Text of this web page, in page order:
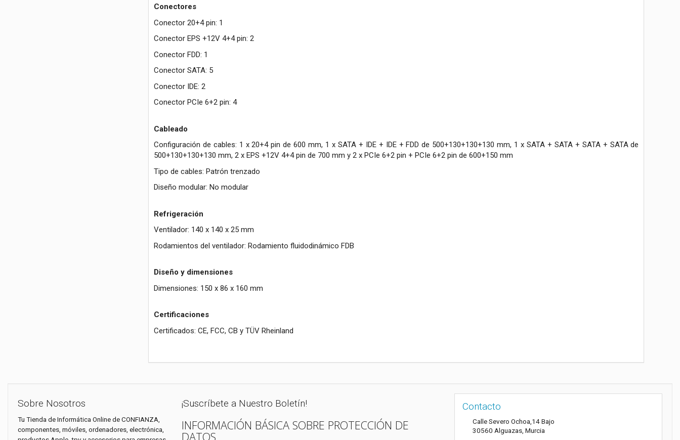
Conectores
Conector 20+4 pin: 1
Conector EPS +12V 4+4 pin: 2
Conector FDD: 1
Conector SATA: 5
Conector IDE: 2
Conector PCIe 6+2 pin: 4
Cableado
Configuración de cables: 1 x 20+4 pin de 600 mm, 1 x SATA + IDE + IDE + FDD de 500+130+130+130 mm, 1 x SATA + SATA + SATA + SATA de
500+130+130+130 mm, 2 x EPS +12V 4+4 pin de 700 mm y 2 x PCIe 6+2 pin + PCIe 6+2 pin de 600+150 mm
Tipo de cables: Patrón trenzado
Diseño modular: No modular
Refrigeración
Ventilador: 140 x 140 x 25 mm
Rodamientos del ventilador: Rodamiento fluidodinámico FDB
Diseño y dimensiones
Dimensiones: 150 x 86 x 160 mm
Certificaciones
Certificados: CE, FCC, CB y TÜV Rheinland
Sobre Nosotros
Tu Tienda de Informática Online de CONFIANZA,
componentes, móviles, ordenadores, electrónica,
¡Suscríbete a Nuestro Boletín!
INFORMACIÓN BÁSICA SOBRE PROTECCIÓN DE
DATOS
Contacto
Calle Severo Ochoa,14 Bajo
30560 Alguazas, Murcia